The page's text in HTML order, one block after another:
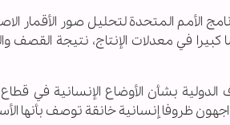
كبيرا في معدلات الإنتاج، نتيجة
بشأن الأوضاع الإنسانية في قطاع
ظروفا إنسانية خانقة توصف بأنها